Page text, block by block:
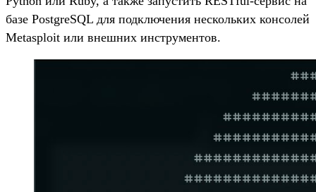
базе PostgreSQL для подключения нескольких консолей
Metasploit или внешних инструментов.